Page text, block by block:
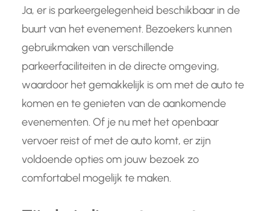
Ja, er is parkeergelegenheid beschikbaar in de
buurt van het evenement. Bezoekers kunnen
gebruikmaken van verschillende
parkeerfaciliteiten in de directe omgeving,
waardoor het gemakkelijk is om met de auto te
komen en te genieten van de aankomende
evenementen. Of je nu met het openbaar
vervoer reist of met de auto komt, er zijn
voldoende opties om jouw bezoek zo
comfortabel mogelijk te maken.